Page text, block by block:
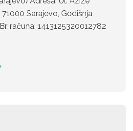
Sarajevo, Godišnja
računa: 1413125320012782